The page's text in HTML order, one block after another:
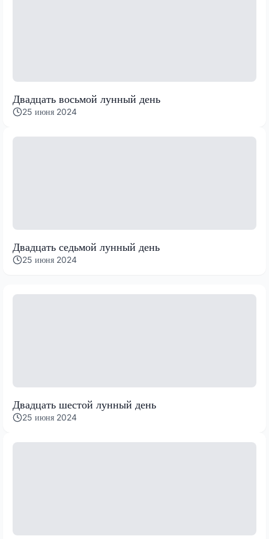
Двадцать восьмой лунный день
25 июня 2024
Двадцать седьмой лунный день
25 июня 2024
Двадцать шестой лунный день
25 июня 2024